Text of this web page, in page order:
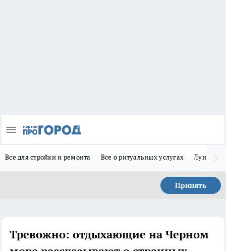
Все для стройки и ремонта Все о ритуальных услугах Лунно-
Принять
Тревожно: отдыхающие на Черном